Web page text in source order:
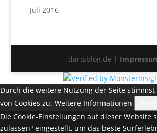
Juli 2016
dartsblog.de |
Durch die weitere Nutzung der Seite
von Cookies zu. Weitere Informationen
Die Cookie-Einstellungen auf dieser Website
zulassen" eingestellt, um das beste